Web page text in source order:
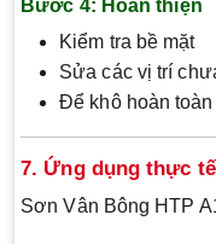
Bước 4: Hoàn thiện
Kiểm tra bề mặt
Sửa các vị trí
Để khô hoàn
7. Ứng dụng thực tế
Sơn Vân Bông HTP